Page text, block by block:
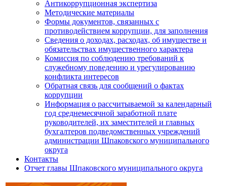
Антикоррупционная экспертиза
Методические материалы
Формы документов, связанных с
противодействием коррупции, для заполнения
Сведения о доходах, расходах, об имуществе и
обязательствах имущественного характера
Комиссия по соблюдению требований к
служебному поведению и урегулированию
конфликта интересов
Обратная связь для сообщений о фактах
коррупции
Информация о рассчитываемой за календарный
год среднемесячной заработной плате
руководителей, их заместителей и главных
бухгалтеров подведомственных учреждений
администрации Шпаковского муниципального
округа
Контакты
Отчет главы Шпаковского муниципального округа